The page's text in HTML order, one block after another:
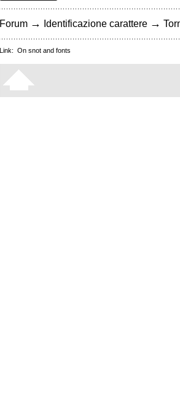
Forum → Identificazione carattere →
Link: On snot and fonts